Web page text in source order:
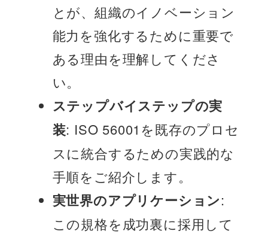
とが、組織のイノベーション
能力を強化するために重要で
ある理由を理解してくださ
い。
ステップバイステップの実
装: ISO 56001を既存のプロセ
スに統合するための実践的な
手順をご紹介します。
実世界のアプリケーション:
この規格を成功裏に採用して